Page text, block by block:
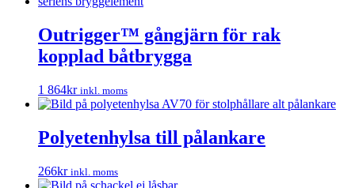
Outrigger™ gångjärn för rak
kopplad båtbrygga
1 864kr inkl. moms
Polyetenhylsa till pålankare
266kr inkl. moms